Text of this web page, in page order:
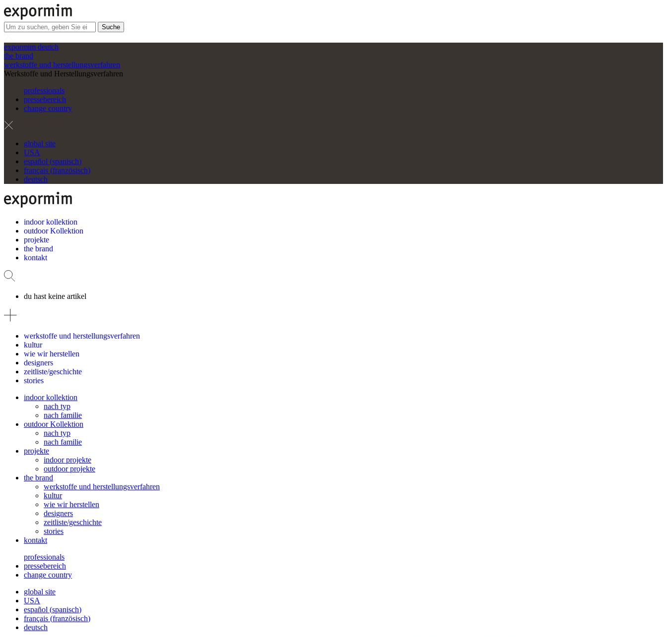
Suche
expormim deutch
the brand
werkstoffe und herstellungsverfahren
Werkstoffe und Herstellungsverfahren
professionals
pressebereich
change country
global site
USA
español (spanisch)
français (französisch)
deutsch
indoor kollektion
outdoor Kollektion
projekte
the brand
kontakt
du hast keine artikel
werkstoffe und herstellungsverfahren
kultur
wie wir herstellen
designers
zeitliste/geschichte
stories
indoor kollektion
nach typ
nach familie
outdoor Kollektion
nach typ
nach familie
projekte
indoor projekte
outdoor projekte
the brand
werkstoffe und herstellungsverfahren
kultur
wie wir herstellen
designers
zeitliste/geschichte
stories
kontakt
professionals
pressebereich
change country
global site
USA
español (spanisch)
français (französisch)
deutsch